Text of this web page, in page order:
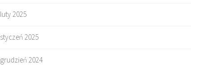
luty 2025
styczeń 2025
grudzień 2024